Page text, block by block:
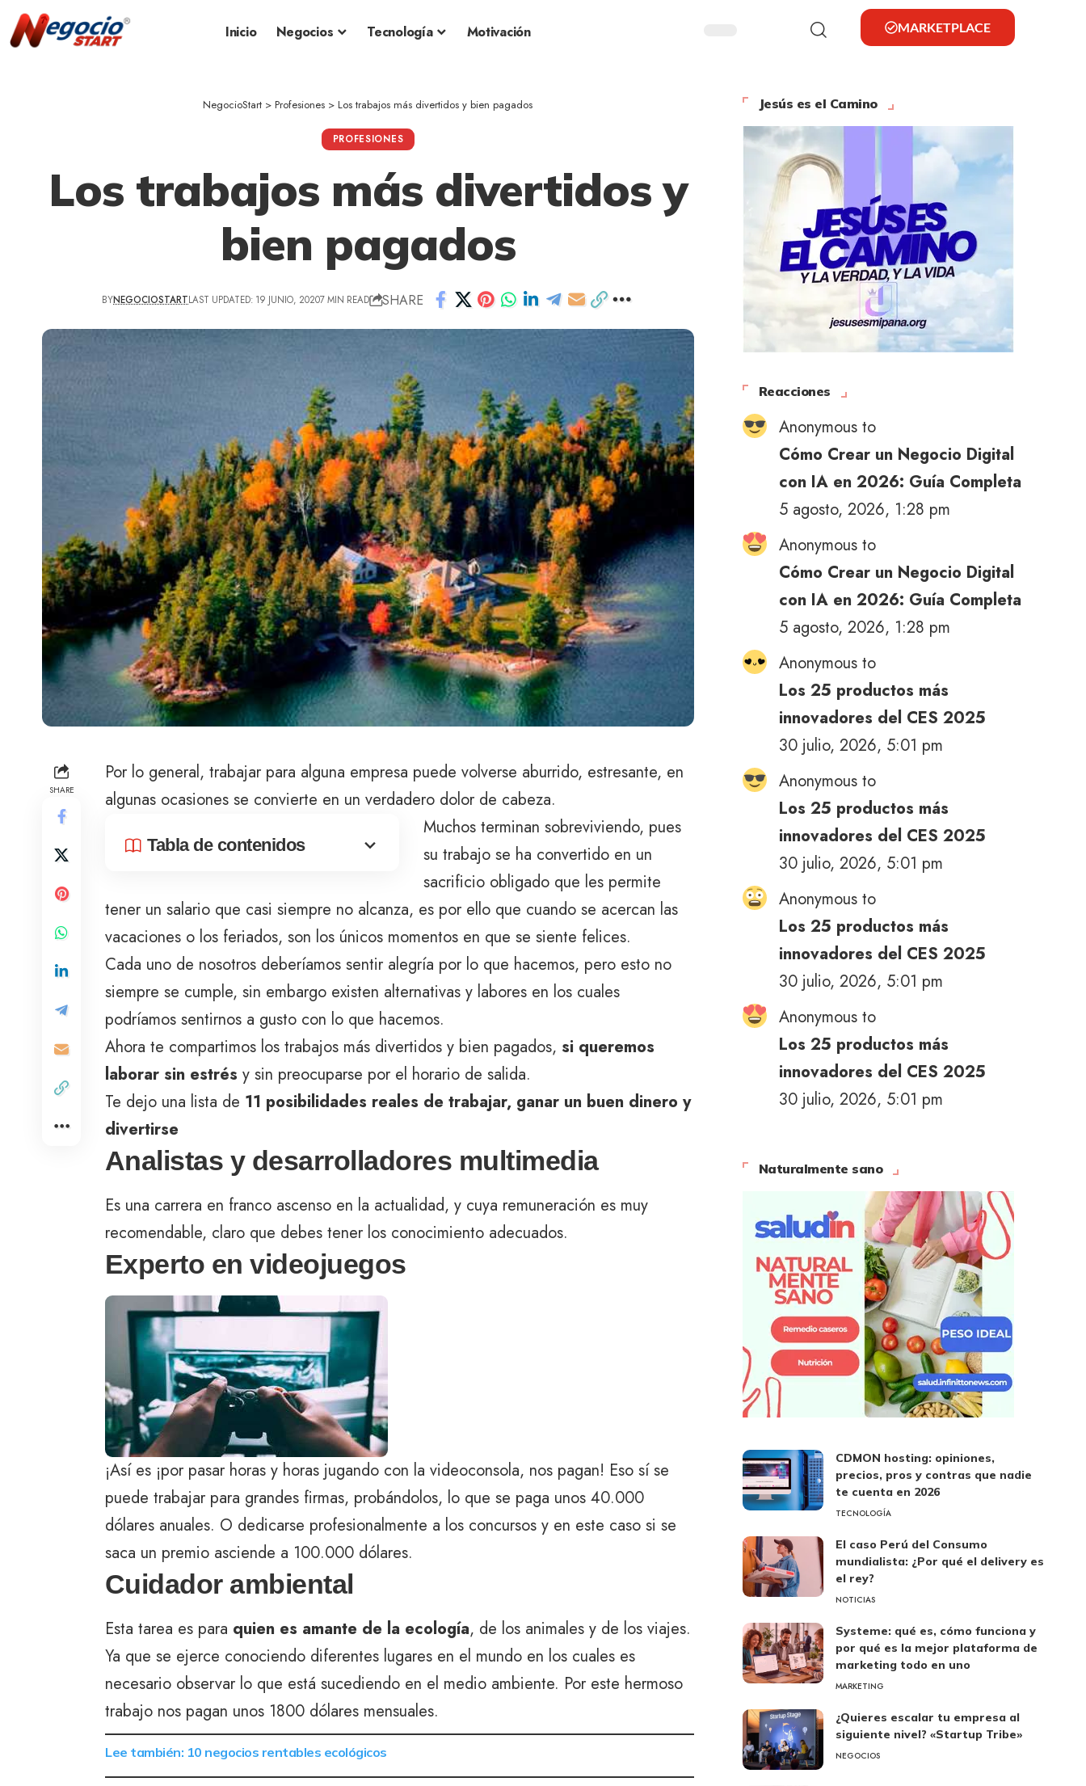
Inicio Negocios Tecnología Motivación MARKETPLACE
NegocioStart > Profesiones > Los trabajos más divertidos y bien pagados
PROFESIONES
Los trabajos más divertidos y
bien pagados
BYNEGOCIOSTARTLAST UPDATED: 19 JUNIO, 20207 MIN READ SHARE
SHARE
Por lo general, trabajar para alguna empresa puede volverse aburrido, estresante, en
algunas ocasiones se convierte en un verdadero dolor de cabeza.
Tabla de contenidos
Muchos terminan sobreviviendo, pues
su trabajo se ha convertido en un
sacrificio obligado que les permite
tener un salario que casi siempre no alcanza, es por ello que cuando se acercan las
vacaciones o los feriados, son los únicos momentos en que se siente felices.
Cada uno de nosotros deberíamos sentir alegría por lo que hacemos, pero esto no
siempre se cumple, sin embargo existen alternativas y labores en los cuales
podríamos sentirnos a gusto con lo que hacemos.
Ahora te compartimos los trabajos más divertidos y bien pagados, si queremos
laborar sin estrés y sin preocuparse por el horario de salida.
Te dejo una lista de 11 posibilidades reales de trabajar, ganar un buen dinero y
divertirse
Analistas y desarrolladores multimedia
Es una carrera en franco ascenso en la actualidad, y cuya remuneración es muy
recomendable, claro que debes tener los conocimiento adecuados.
Experto en videojuegos
¡Así es ¡por pasar horas y horas jugando con la videoconsola, nos pagan! Eso sí se
puede trabajar para grandes firmas, probándolos, lo que se paga unos 40.000
dólares anuales. O dedicarse profesionalmente a los concursos y en este caso si se
saca un premio asciende a 100.000 dólares.
Cuidador ambiental
Esta tarea es para quien es amante de la ecología, de los animales y de los viajes.
Ya que se ejerce conociendo diferentes lugares en el mundo en los cuales es
necesario observar lo que está sucediendo en el medio ambiente. Por este hermoso
trabajo nos pagan unos 1800 dólares mensuales.
Lee también: 10 negocios rentables ecológicos
Jesús es el Camino
Reacciones
Anonymous to
Cómo Crear un Negocio Digital
con IA en 2026: Guía Completa
5 agosto, 2026, 1:28 pm
Anonymous to
Cómo Crear un Negocio Digital
con IA en 2026: Guía Completa
5 agosto, 2026, 1:28 pm
Anonymous to
Los 25 productos más
innovadores del CES 2025
30 julio, 2026, 5:01 pm
Anonymous to
Los 25 productos más
innovadores del CES 2025
30 julio, 2026, 5:01 pm
Anonymous to
Los 25 productos más
innovadores del CES 2025
30 julio, 2026, 5:01 pm
Anonymous to
Los 25 productos más
innovadores del CES 2025
30 julio, 2026, 5:01 pm
Naturalmente sano
CDMON hosting: opiniones,
precios, pros y contras que nadie
te cuenta en 2026
TECNOLOGÍA
El caso Perú del Consumo
mundialista: ¿Por qué el delivery es
el rey?
NOTICIAS
Systeme: qué es, cómo funciona y
por qué es la mejor plataforma de
marketing todo en uno
MARKETING
¿Quieres escalar tu empresa al
siguiente nivel? «Startup Tribe»
NEGOCIOS